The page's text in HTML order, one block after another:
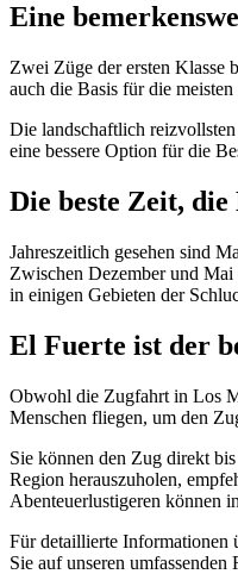
Eine
Zwei Züge der ersten Klasse
auch die Basis für die
Die landschaftlich
eine bessere Option für die
Die beste Zeit,
Jahreszeitlich gesehen sind
Zwischen Dezember und Mai
in einigen Gebieten der
El Fuerte ist der
Obwohl die Zugfahrt in Los
Menschen fliegen, um den
Sie können den Zug direkt
Region herauszuholen,
Abenteuerlustigeren können
Für detaillierte Informationen
Sie auf unseren